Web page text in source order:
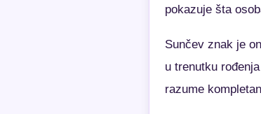
pokazuje šta
Sunčev znak je
u trenutku
razume